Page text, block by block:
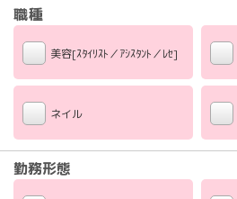
職種
美容[ｽﾀｲﾘｽﾄ／ｱｼｽﾀﾝﾄ／ﾚｾ]
ネイル
勤務形態